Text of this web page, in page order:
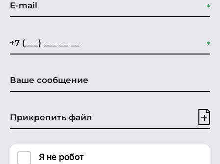
Прикрепить файл